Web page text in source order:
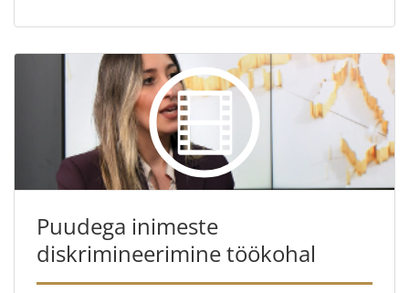
Teine osa – Koos meie ekspe...
Puudega inimeste
diskrimineerimine töökohal